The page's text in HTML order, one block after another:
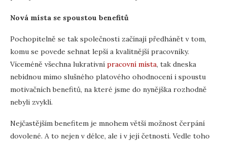
Nová místa se spoustou benefitů
Pochopitelně se tak společnosti začínají předhánět v tom,
komu se povede sehnat lepší a kvalitnější pracovníky.
Víceméně všechna lukrativní pracovní místa, tak dneska
nebídnou mimo slušného platového ohodnocení i spoustu
motivačních benefitů, na které jsme do nynějška rozhodně
nebyli zvyklí.
Nejčastějším benefitem je mnohem větší možnost čerpání
dovolené. A to nejen v délce, ale i v její četnosti. Vedle toho